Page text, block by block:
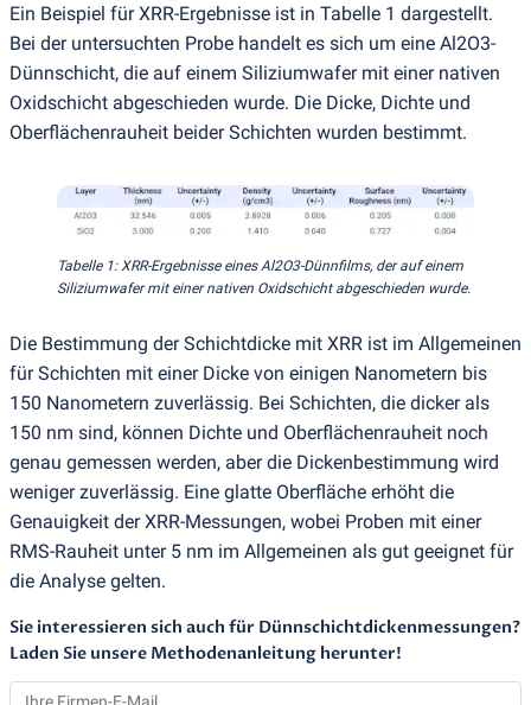
Ein Beispiel für XRR-Ergebnisse ist in Tabelle 1 dargestellt.
Bei der untersuchten Probe handelt es sich um eine Al2O3-
Dünnschicht, die auf einem Siliziumwafer mit einer nativen
Oxidschicht abgeschieden wurde. Die Dicke, Dichte und
Oberflächenrauheit beider Schichten wurden bestimmt.
Tabelle 1: XRR-Ergebnisse eines Al2O3-Dünnfilms, der auf einem
Siliziumwafer mit einer nativen Oxidschicht abgeschieden wurde.
Die Bestimmung der Schichtdicke mit XRR ist im Allgemeinen
für Schichten mit einer Dicke von einigen Nanometern bis
150 Nanometern zuverlässig. Bei Schichten, die dicker als
150 nm sind, können Dichte und Oberflächenrauheit noch
genau gemessen werden, aber die Dickenbestimmung wird
weniger zuverlässig. Eine glatte Oberfläche erhöht die
Genauigkeit der XRR-Messungen, wobei Proben mit einer
RMS-Rauheit unter 5 nm im Allgemeinen als gut geeignet für
die Analyse gelten.
Sie interessieren sich auch für Dünnschichtdickenmessungen?
Laden Sie unsere Methodenanleitung herunter!